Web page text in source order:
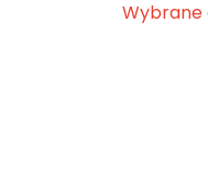
Wybrane